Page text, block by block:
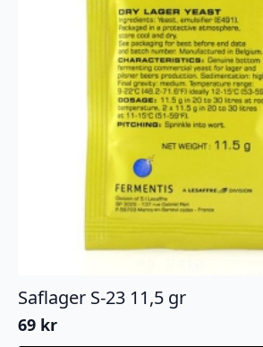
Saflager S-23 11,5 gr
69 kr